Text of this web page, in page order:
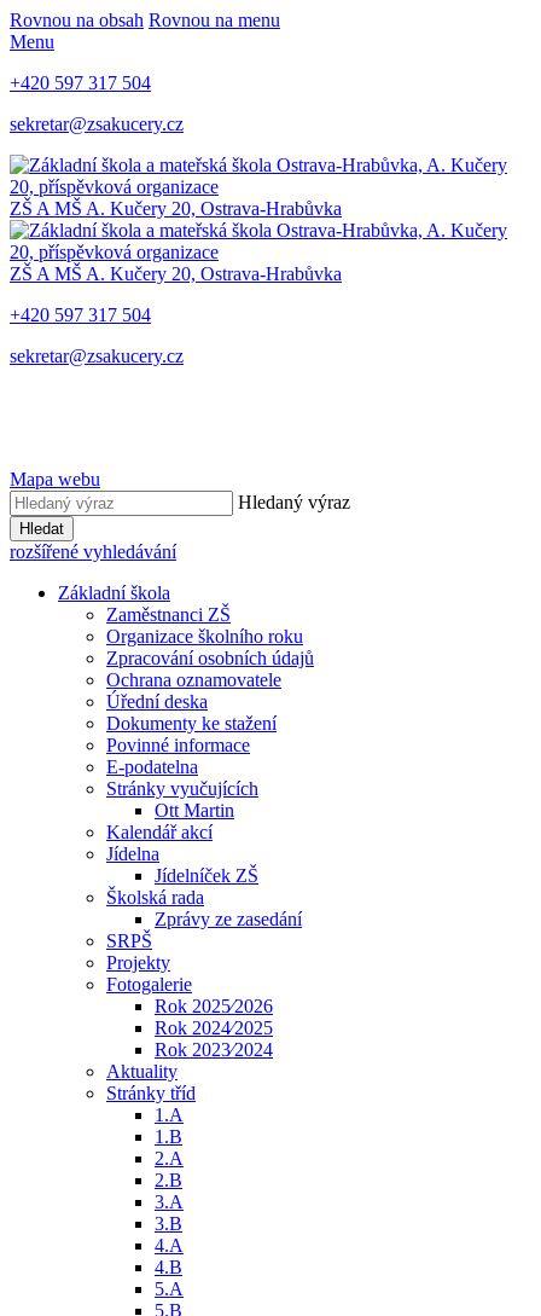
Rovnou na obsah Rovnou na menu
Menu
+420 597 317 504
sekretar@zsakucery.cz
ZŠ A MŠ A. Kučery 20, Ostrava-Hrabůvka
ZŠ A MŠ A. Kučery 20, Ostrava-Hrabůvka
+420 597 317 504
sekretar@zsakucery.cz
Mapa webu
Hledaný výraz
Hledat
rozšířené vyhledávání
Základní škola
Zaměstnanci ZŠ
Organizace školního roku
Zpracování osobních údajů
Ochrana oznamovatele
Úřední deska
Dokumenty ke stažení
Povinné informace
E-podatelna
Stránky vyučujících
Ott Martin
Kalendář akcí
Jídelna
Jídelníček ZŠ
Školská rada
Zprávy ze zasedání
SRPŠ
Projekty
Fotogalerie
Rok 2025⁄2026
Rok 2024⁄2025
Rok 2023⁄2024
Aktuality
Stránky tříd
1.A
1.B
2.A
2.B
3.A
3.B
4.A
4.B
5.A
5.B